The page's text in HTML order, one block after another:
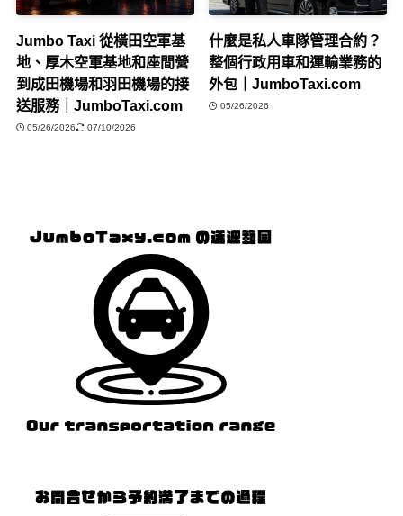
Jumbo Taxi 從橫田空軍基
地、厚木空軍基地和座間營
到成田機場和羽田機場的接
送服務｜JumboTaxi.com
05/26/2026 07/10/2026
什麼是私人車隊管理合約？
整個行政用車和運輸業務的
外包｜JumboTaxi.com
05/26/2026